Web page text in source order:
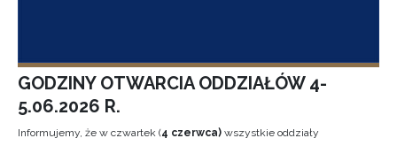
GODZINY OTWARCIA ODDZIAŁÓW 4-
5.06.2026 R.
Informujemy, że w czwartek (4 czerwca) wszystkie oddziały